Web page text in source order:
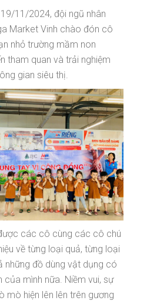
11/2024, đội ngũ nhân
Market Vinh chào đón cô
nhỏ trường mầm non
tham quan và trải nghiệm
gian siêu thị.
các cô cùng các cô chú
về từng loại quả, từng loại
những đồ dùng vật dụng có
của mình nữa. Niềm vui, sự
mò hiện lên lên trên gương